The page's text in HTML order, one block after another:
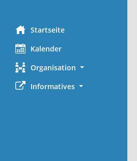
Startseite
Kalender
Organisation
Informatives